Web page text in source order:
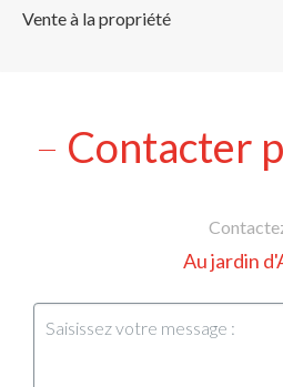
Vente à la propriété
Contacter
Au jardin